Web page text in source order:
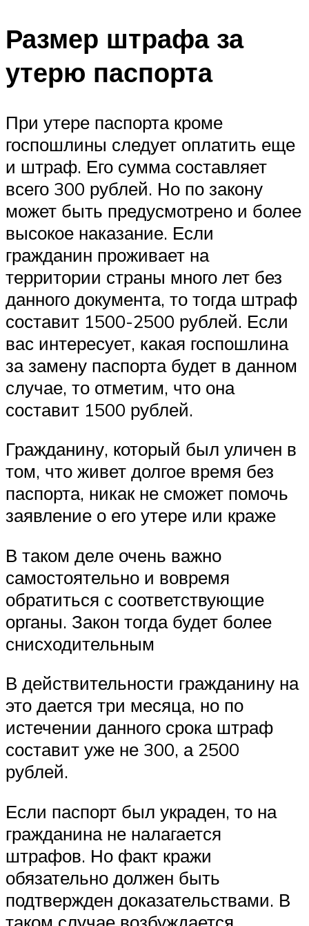
Размер штрафа за
утерю паспорта
При утере паспорта кроме
госпошлины следует оплатить еще
и штраф. Его сумма составляет
всего 300 рублей. Но по закону
может быть предусмотрено и более
высокое наказание. Если
гражданин проживает на
территории страны много лет без
данного документа, то тогда штраф
составит 1500-2500 рублей. Если
вас интересует, какая госпошлина
за замену паспорта будет в данном
случае, то отметим, что она
составит 1500 рублей.
Гражданину, который был уличен в
том, что живет долгое время без
паспорта, никак не сможет помочь
заявление о его утере или краже
В таком деле очень важно
самостоятельно и вовремя
обратиться с соответствующие
органы. Закон тогда будет более
снисходительным
В действительности гражданину на
это дается три месяца, но по
истечении данного срока штраф
составит уже не 300, а 2500
рублей.
Если паспорт был украден, то на
гражданина не налагается
штрафов. Но факт кражи
обязательно должен быть
подтвержден доказательствами. В